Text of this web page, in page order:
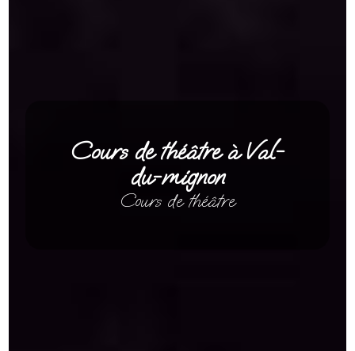
Cours de théâtre à Val-
du-mignon
Cours de théâtre